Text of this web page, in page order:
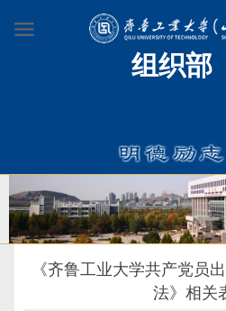
组织部（
《齐鲁工业大学共产党员
法》相关